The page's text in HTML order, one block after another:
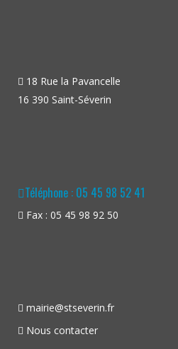
18 Rue la Pavancelle
16 390 Saint-Séverin
Téléphone : 05 45 98 52 41
Fax : 05 45 98 92 50
mairie@stseverin.fr
Nous contacter